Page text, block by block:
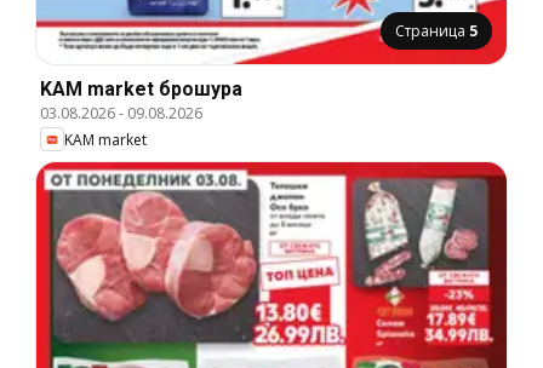
Страница 5
KAM market брошура
03.08.2026- 09.08.2026
KAM market